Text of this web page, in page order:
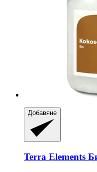
Добавяне
Terra Elements